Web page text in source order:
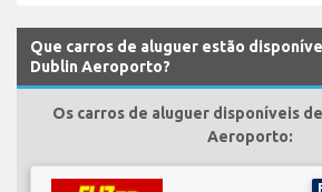
Que carros de aluguer estão
Dublin Aeroporto?
Os carros de aluguer disponíveis
Aeroporto: